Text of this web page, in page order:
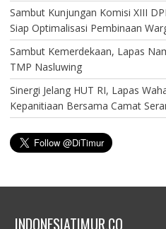
Sambut Kunjungan Komisi XIII
Siap Optimalisasi Pembinaan
Sambut Kemerdekaan, Lapas
TMP Nasluwing
Sinergi Jelang HUT RI, Lapas
Kepanitiaan Bersama Camat
INDONESIATIMUR.CO